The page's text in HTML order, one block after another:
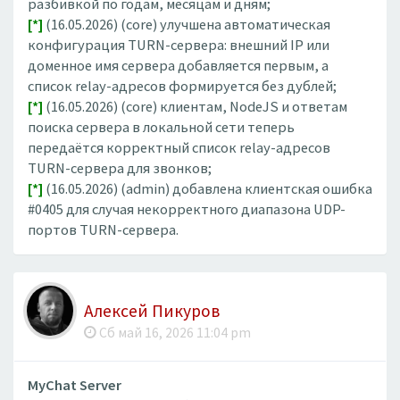
[*] (16.05.2026) (core) улучшена автоматическая
конфигурация TURN-сервера: внешний IP или
доменное имя сервера добавляется первым, а
список relay-адресов формируется без дублей;
[*] (16.05.2026) (core) клиентам, NodeJS и ответам
поиска сервера в локальной сети теперь
передаётся корректный список relay-адресов
TURN-сервера для звонков;
[*] (16.05.2026) (admin) добавлена клиентская ошибка
#0405 для случая некорректного диапазона UDP-
портов TURN-сервера.
Алексей Пикуров
Сб май 16, 2026 11:04 pm
MyChat Server